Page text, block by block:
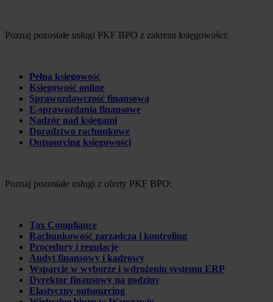
Poznaj pozostałe usługi PKF BPO z zakresu księgowości:
Pełna księgowość
Księgowość online
Sprawozdawczość finansowa
E-sprawozdania finansowe
Nadzór nad księgami
Doradztwo rachunkowe
Outsourcing księgowości
Poznaj pozostałe usługi z oferty PKF BPO:
Tax Compliance
Rachunkowość zarządcza i kontroling
Procedury i regulacje
Audyt finansowy i kadrowy
Wsparcie w wyborze i wdrożeniu systemu ERP
Dyrektor finansowy na godziny
Elastyczny outsourcing